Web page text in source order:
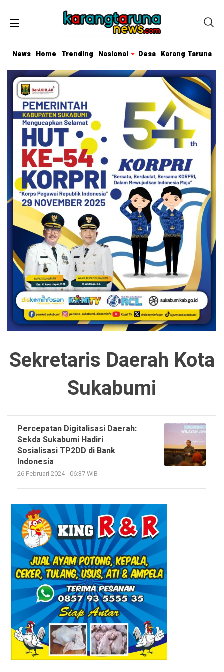
News Home Trending Nasional Desa Karang Taruna
Sekretaris Daerah Kota
Sukabumi
Percepatan Digitalisasi Daerah:
Sekda Sukabumi Hadiri
Sosialisasi TP2DD di Bank
Indonesia
26 Februari 2024 - 06:37 WIB